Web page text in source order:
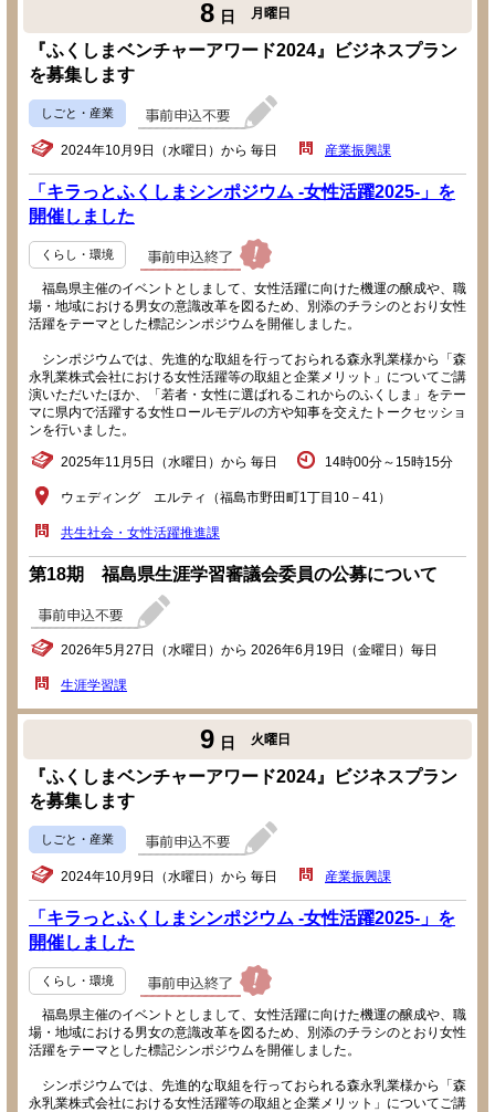
8 日 月曜日
『ふくしまベンチャーアワード2024』ビジネスプラン
を募集します
しごと・産業
2024年10月9日（水曜日）から 毎日 産業振興課
「キラっとふくしまシンポジウム -女性活躍2025-」を
開催しました
くらし・環境
福島県主催のイベントとしまして、女性活躍に向けた機運の醸成や、職
場・地域における男女の意識改革を図るため、別添のチラシのとおり女性
活躍をテーマとした標記シンポジウムを開催しました。
シンポジウムでは、先進的な取組を行っておられる森永乳業様から「森
永乳業株式会社における女性活躍等の取組と企業メリット」についてご講
演いただいたほか、「若者・女性に選ばれるこれからのふくしま」をテー
マに県内で活躍する女性ロールモデルの方や知事を交えたトークセッショ
ンを行いました。
2025年11月5日（水曜日）から 毎日 14時00分～15時15分
ウェディング エルティ（福島市野田町1丁目10－41）
共生社会・女性活躍推進課
第18期 福島県生涯学習審議会委員の公募について
2026年5月27日（水曜日）から 2026年6月19日（金曜日）毎日
生涯学習課
9 日 火曜日
『ふくしまベンチャーアワード2024』ビジネスプラン
を募集します
しごと・産業
2024年10月9日（水曜日）から 毎日 産業振興課
「キラっとふくしまシンポジウム -女性活躍2025-」を
開催しました
くらし・環境
福島県主催のイベントとしまして、女性活躍に向けた機運の醸成や、職
場・地域における男女の意識改革を図るため、別添のチラシのとおり女性
活躍をテーマとした標記シンポジウムを開催しました。
シンポジウムでは、先進的な取組を行っておられる森永乳業様から「森
永乳業株式会社における女性活躍等の取組と企業メリット」についてご講